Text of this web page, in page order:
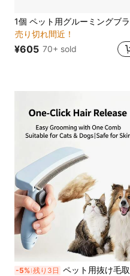
売り切れ間近！
¥605 70+ sold
-5% 残り3日 ペット用抜け毛取りブラシ 大型コームヘッド セルフクリーニング式 ペットの毛取りコーム 猫・犬用 高効率毛取りツール